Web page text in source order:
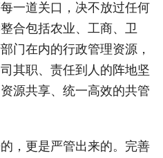
一道关口，决不放过任何
合包括农业、工商、卫
门在内的行政管理资源，
其职、责任到人的阵地坚
源共享、统一高效的共管
，更是严管出来的。完善